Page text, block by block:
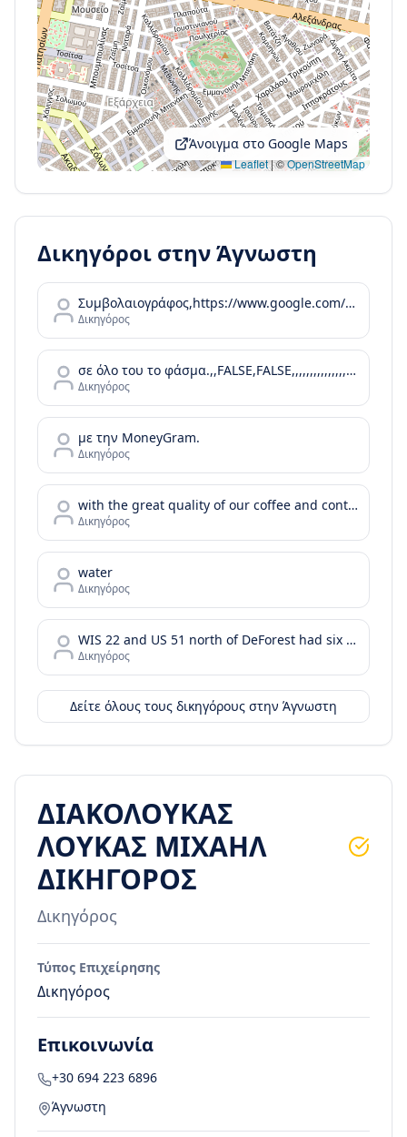
Leaflet|©OpenStreetMap
Άνοιγμα στο Google Maps
Δικηγόροι στηνΆγνωστη
Συμβολαιογράφος,https://www.google.com/maps/contrib/102269460360373694118,,,,,https://www.google.com/maps/place/%CE%91%CE%B3%CE%B3%CE%B5%CE%BB%CE%B9%CE%BA%CE%AE+%CE%91.+%CE%A0%CF%81%CE%AF%CF%86%CF%84%CE%B7%2C+%CE%A3%CF%85%CE%BC%CE%B2%CE%BF%CE%BB%CE%B1%CE%B9%CE%BF%CE%B3%CF%81%CE%AC%CF%86%CE%BF%CF%82/@37.0899085
Δικηγόρος
σε όλο του το φάσμα.,,FALSE,FALSE,,,,,,,,,,,,,,,,,,,,,,
Δικηγόρος
με την MoneyGram.
Δικηγόρος
with the great quality of our coffee and continue with your day or your bussiness meeting by enjoying the tastes of our food menu.
Δικηγόρος
water
Δικηγόρος
WIS 22 and US 51 north of DeForest had six injury crashes in the two years before the project was completed. In the two years after the roundabout was installed
Δικηγόρος
Δείτε όλους τους δικηγόρους στην Άγνωστη
ΔΙΑΚΟΛΟΥΚΑΣ
ΛΟΥΚΑΣ ΜΙΧΑΗΛ
ΔΙΚΗΓΟΡΟΣ
Δικηγόρος
Τύπος Επιχείρησης
Δικηγόρος
Επικοινωνία
+30 694 223 6896
Άγνωστη